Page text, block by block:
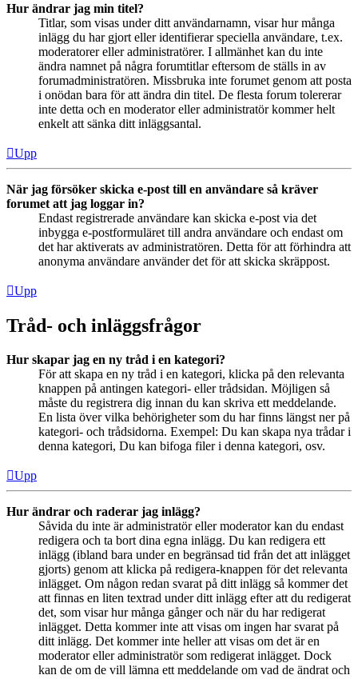
Hur ändrar jag min titel?
Titlar, som visas under ditt användarnamn, visar hur många
inlägg du har gjort eller identifierar speciella användare, t.ex.
moderatorer eller administratörer. I allmänhet kan du inte
ändra namnet på några forumtitlar eftersom de ställs in av
forumadministratören. Missbruka inte forumet genom att posta
i onödan bara för att ändra din titel. De flesta forum tolererar
inte detta och en moderator eller administratör kommer helt
enkelt att sänka ditt inläggsantal.
Upp
När jag försöker skicka e-post till en användare så kräver
forumet att jag loggar in?
Endast registrerade användare kan skicka e-post via det
inbygga e-postformuläret till andra användare och endast om
det har aktiverats av administratören. Detta för att förhindra att
anonyma användare använder det för att skicka skräppost.
Upp
Tråd- och inläggsfrågor
Hur skapar jag en ny tråd i en kategori?
För att skapa en ny tråd i en kategori, klicka på den relevanta
knappen på antingen kategori- eller trådsidan. Möjligen så
måste du registrera dig innan du kan skriva ett meddelande.
En lista över vilka behörigheter som du har finns längst ner på
kategori- och trådsidorna. Exempel: Du kan skapa nya trådar i
denna kategori, Du kan bifoga filer i denna kategori, osv.
Upp
Hur ändrar och raderar jag inlägg?
Såvida du inte är administratör eller moderator kan du endast
redigera och ta bort dina egna inlägg. Du kan redigera ett
inlägg (ibland bara under en begränsad tid från det att inlägget
gjorts) genom att klicka på redigera-knappen för det relevanta
inlägget. Om någon redan svarat på ditt inlägg så kommer det
att finnas en liten textrad under ditt inlägg efter att du redigerat
det, som visar hur många gånger och när du har redigerat
inlägget. Detta kommer inte att visas om ingen har svarat på
ditt inlägg. Det kommer inte heller att visas om det är en
moderator eller administratör som redigerat inlägget. Dock
kan de om de vill lämna ett meddelande om vad de ändrat och